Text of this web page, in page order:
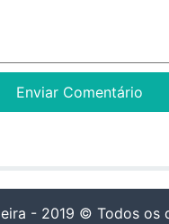
- 2019 © Todos os